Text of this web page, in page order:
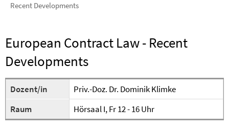
Recent Developments
European Contract Law - Recent
Developments
Dozent/in
Priv.-Doz. Dr. Dominik Klimke
Raum
Hörsaal I, Fr 12 - 16 Uhr